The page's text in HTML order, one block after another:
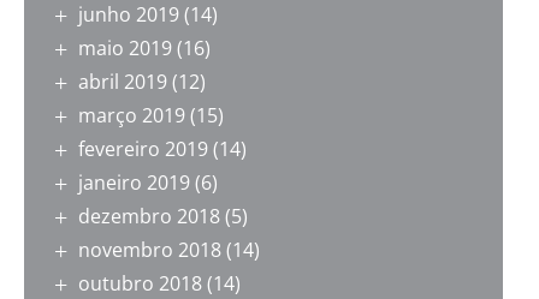
junho 2019(14)
maio 2019(16)
abril 2019(12)
março 2019(15)
fevereiro 2019(14)
janeiro 2019(6)
dezembro 2018(5)
novembro 2018(14)
outubro 2018(14)